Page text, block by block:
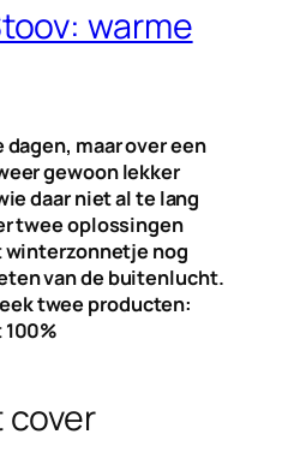
warme
maar over een
gewoon lekker
daar niet al te lang
twee oplossingen
winterzonnetje nog
van de buitenlucht.
twee producten: